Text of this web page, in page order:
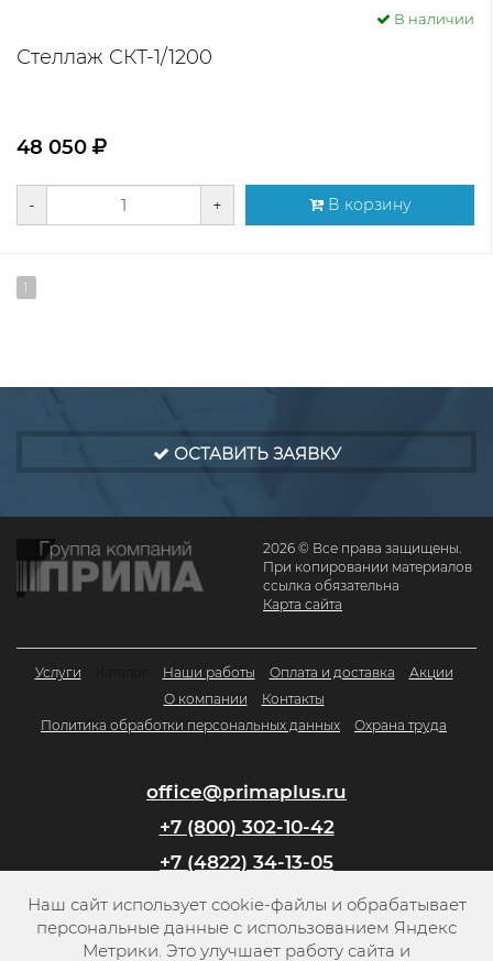
В наличии
Стеллаж СКТ-1/1200
48 050
- + В корзину
1
ОСТАВИТЬ ЗАЯВКУ
2026 © Все права защищены.
При копировании материалов
ссылка обязательна
Карта сайта
Услуги Наши работы Оплата и доставка
Акции
О компании
Контакты
Политика обработки персональных данных
Охрана труда
office@primaplus.ru
+7 (800) 302-10-42
+7 (4822) 34-13-05
Заказать обратный звонок
Наш сайт использует cookie-файлы и обрабатывает
персональные данные с использованием Яндекс
Метрики. Это улучшает работу сайта и